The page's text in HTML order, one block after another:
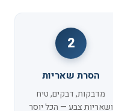
2
הסרת שאריות
מדבקות, דבקים, טיח
ושאריות צבע — הכל יוסר